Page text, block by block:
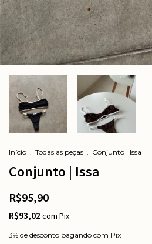
Início Todas as peças Conjunto | Issa
Conjunto | Issa
R$95,90
R$93,02com Pix
3% de desconto pagando com Pix